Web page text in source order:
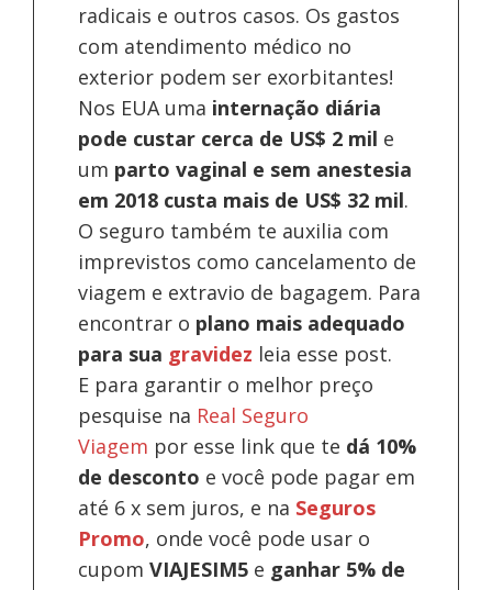
radicais e outros casos. Os gastos
com atendimento médico no
exterior podem ser exorbitantes!
Nos EUA uma internação diária
pode custar cerca de US$ 2 mil e
um parto vaginal e sem anestesia
em 2018 custa mais de US$ 32 mil.
O seguro também te auxilia com
imprevistos como cancelamento de
viagem e extravio de bagagem. Para
encontrar o plano mais adequado
para sua gravidez leia esse post.
E para garantir o melhor preço
pesquise na Real Seguro
Viagem por esse link que te dá 10%
de desconto e você pode pagar em
até 6 x sem juros, e na Seguros
Promo, onde você pode usar o
cupomVIAJESIM5 e ganhar 5% de